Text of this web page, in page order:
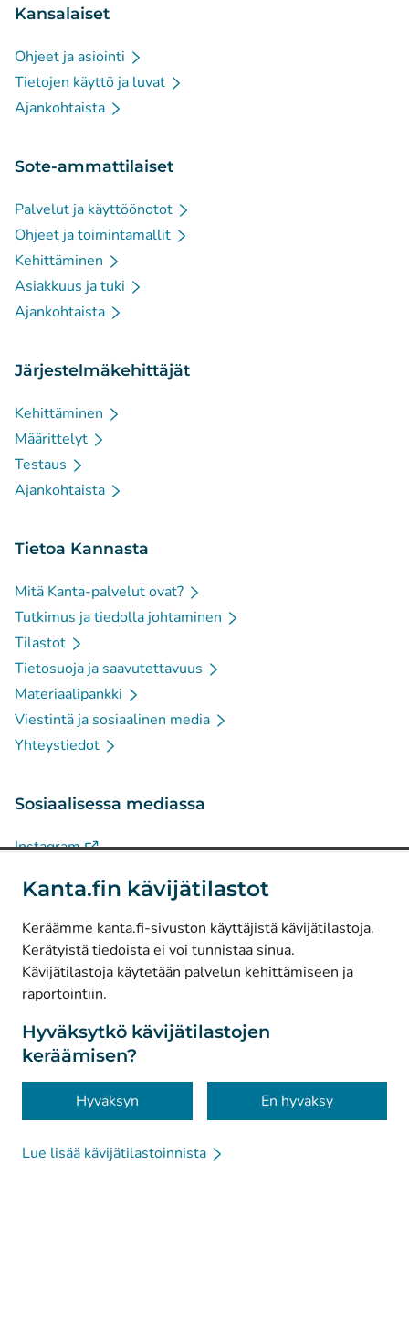
Kanta.fin kävijätilastot
Keräämme kanta.fi-sivuston käyttäjistä kävijätilastoja.
Kerätyistä tiedoista ei voi tunnistaa sinua.
Kävijätilastoja käytetään palvelun kehittämiseen ja
raportointiin.
Hyväksytkö kävijätilastojen
keräämisen?
Hyväksyn En hyväksy
Lue lisää kävijätilastoinnista
Kansalaiset
Ohjeet ja asiointi
Tietojen käyttö ja luvat
Ajankohtaista
Sote-ammattilaiset
Palvelut ja käyttöönotot
Ohjeet ja toimintamallit
Kehittäminen
Asiakkuus ja tuki
Ajankohtaista
Järjestelmäkehittäjät
Kehittäminen
Määrittelyt
Testaus
Ajankohtaista
Tietoa Kannasta
Mitä Kanta-palvelut ovat?
Tutkimus ja tiedolla johtaminen
Tilastot
Tietosuoja ja saavutettavuus
Materiaalipankki
Viestintä ja sosiaalinen media
Yhteystiedot
Sosiaalisessa mediassa
Instagram(Avautuu uuteen välilehteen)
Facebook(Avautuu uuteen välilehteen)
© Kanta-Palvelut, Kansaneläkelaitos
Tietosuoja
Tietoa sivustosta
Saavutettavuus
Evästeet